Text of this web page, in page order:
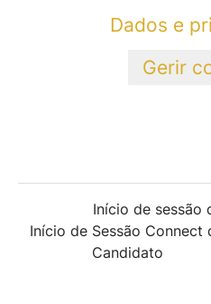
Dados e
Gerir
Início de sessão
Início de Sessão Connect
Candidato